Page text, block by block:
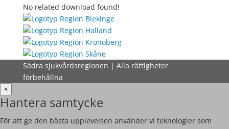
No related download found!
Södra sjukvårdsregionen | Alla rättigheter
förbehållna
×
Hantera samtycke
För att ge den bästa upplevelsen använder vi teknologier som